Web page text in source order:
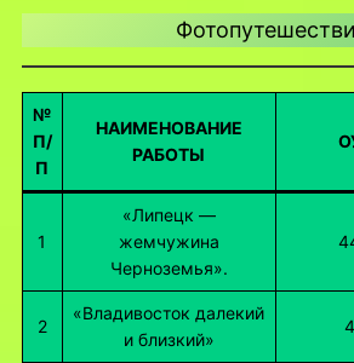
№
П/
П
НАИМЕНОВАНИЕ
РАБОТЫ
1
«Липецк —
жемчужина
Черноземья».
2
«Владивосток далекий
и близкий»
4